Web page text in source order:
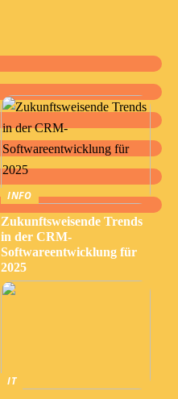
INFO
Zukunftsweisende Trends
in der CRM-
Softwareentwicklung für
2025
IT